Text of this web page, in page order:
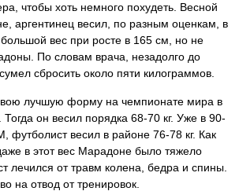
чтобы хоть немного похудеть. Весной
аргентинец весил, по разным оценкам, в
вес при росте в 165 см, но не
По словам врача, незадолго до
сбросить около пяти килограммов.
лучшую форму на чемпионате мира в
Тогда он весил порядка 68-70 кг. Уже в 90-
весил в районе 76-78 кг. Как
в этот вес Марадоне было тяжело
лечился от травм колена, бедра и спины.
на отвод от тренировок.